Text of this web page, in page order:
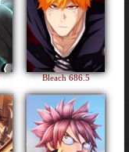
Bleach 686.5